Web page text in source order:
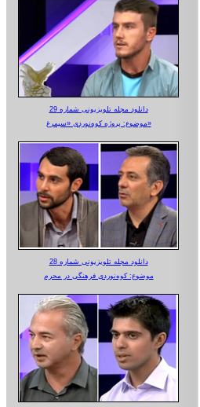
دانلود مجله تلویزیونی شماره 29
موضوع: پروژه کوه‌نوردی «سیمرغ»
دانلود مجله تلویزیونی شماره 28
موضوع: کوه‌نوردی فرهنگی در محرم